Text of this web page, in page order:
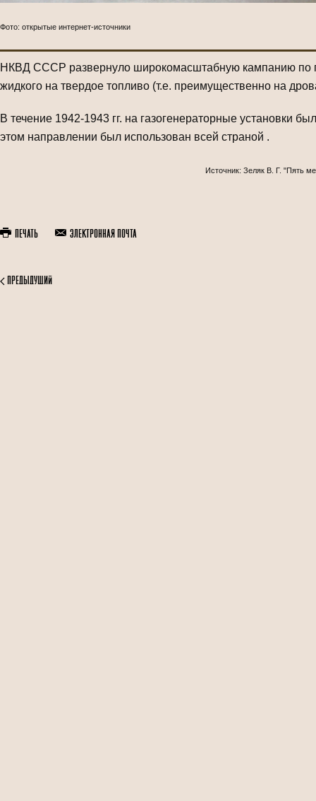
Фото: открытые интернет-источники
НКВД СССР развернуло широкомасштабную кампанию по
жидкого на твердое топливо (т.е. преимущественно на
В течение 1942-1943 гг. на газогенераторные установки
этом направлении был использован всей страной .
Источник: Зеляк В. Г. "Пять
Печать Электронная почта
Предыдущий